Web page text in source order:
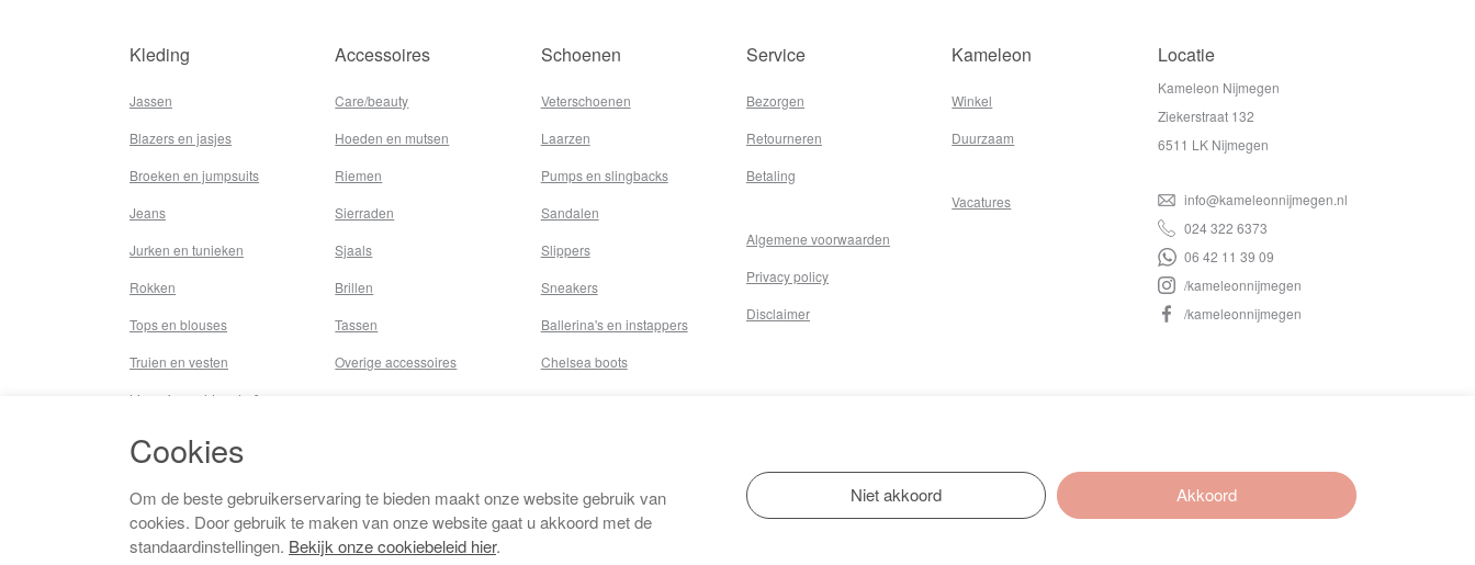
Kleding
Jassen
Blazers en jasjes
Broeken en jumpsuits
Jeans
Jurken en tunieken
Rokken
Tops en blouses
Truien en vesten
Lingerie,nachtmode &
Badkleding
Beenmode
Vermaakkosten
Accessoires
Care/beauty
Hoeden en mutsen
Riemen
Sierraden
Sjaals
Brillen
Tassen
Overige accessoires
Schoenen
Veterschoenen
Laarzen
Pumps en slingbacks
Sandalen
Slippers
Sneakers
Ballerina's en instappers
Chelsea boots
Service
Bezorgen
Retourneren
Betaling
Algemene voorwaarden
Privacy policy
Disclaimer
Kameleon
Winkel
Duurzaam
Vacatures
Locatie
Kameleon Nijmegen
Ziekerstraat 132
6511 LK Nijmegen
info@kameleonnijmegen.nl
024 322 6373
06 42 11 39 09
/kameleonnijmegen
/kameleonnijmegen
Cookies
Om de beste gebruikerservaring te bieden maakt onze website gebruik van
cookies. Door gebruik te maken van onze website gaat u akkoord met de
standaardinstellingen. Bekijk onze cookiebeleid hier.